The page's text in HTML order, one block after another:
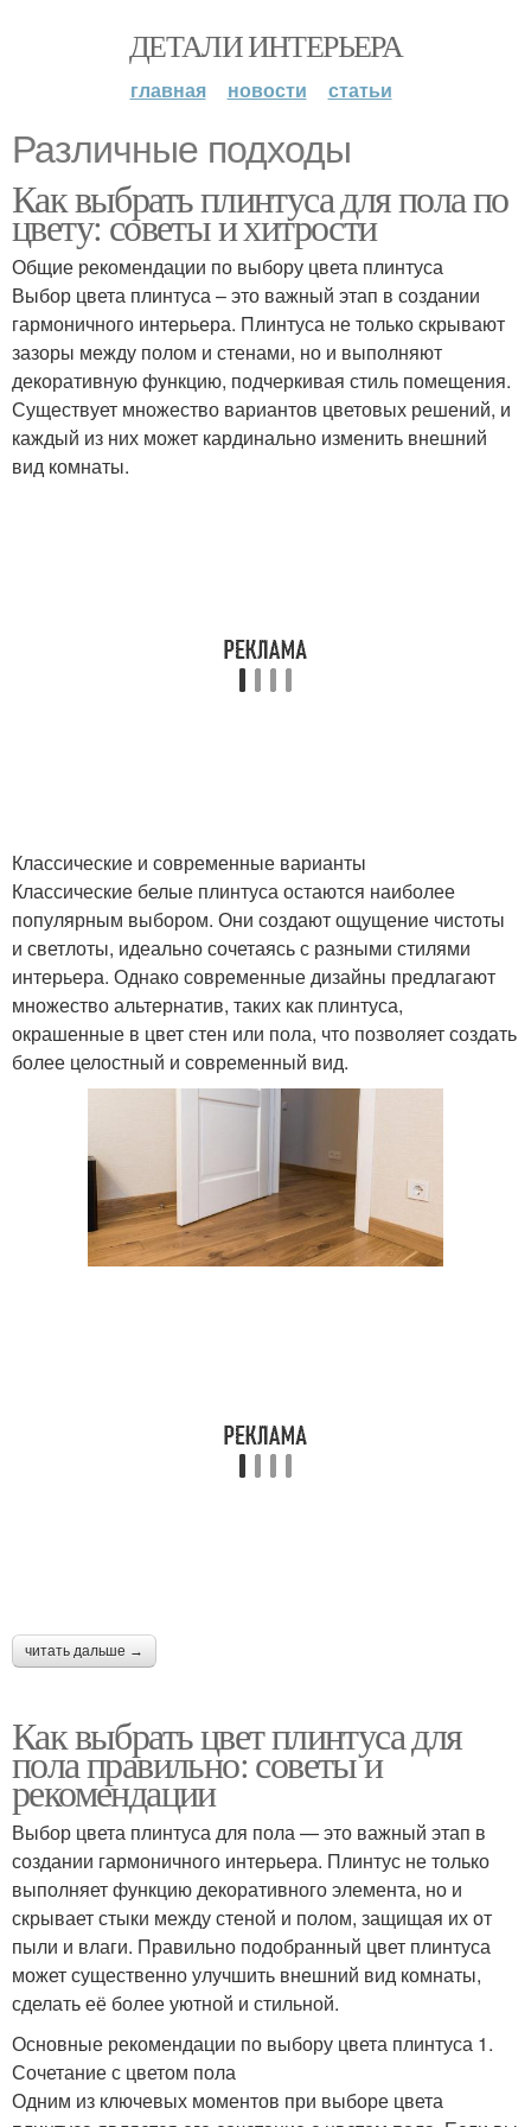
ДЕТАЛИ ИНТЕРЬЕРА
главная новости статьи
Различные подходы
Как выбрать плинтуса для пола по
цвету: советы и хитрости
Общие рекомендации по выбору цвета плинтуса
Выбор цвета плинтуса – это важный этап в создании
гармоничного интерьера. Плинтуса не только скрывают
зазоры между полом и стенами, но и выполняют
декоративную функцию, подчеркивая стиль помещения.
Существует множество вариантов цветовых решений, и
каждый из них может кардинально изменить внешний
вид комнаты.
Классические и современные варианты
Классические белые плинтуса остаются наиболее
популярным выбором. Они создают ощущение чистоты
и светлоты, идеально сочетаясь с разными стилями
интерьера. Однако современные дизайны предлагают
множество альтернатив, таких как плинтуса,
окрашенные в цвет стен или пола, что позволяет создать
более целостный и современный вид.
читать дальше →
Как выбрать цвет плинтуса для
пола правильно: советы и
рекомендации
Выбор цвета плинтуса для пола — это важный этап в
создании гармоничного интерьера. Плинтус не только
выполняет функцию декоративного элемента, но и
скрывает стыки между стеной и полом, защищая их от
пыли и влаги. Правильно подобранный цвет плинтуса
может существенно улучшить внешний вид комнаты,
сделать её более уютной и стильной.
Основные рекомендации по выбору цвета плинтуса 1.
Сочетание с цветом пола
Одним из ключевых моментов при выборе цвета